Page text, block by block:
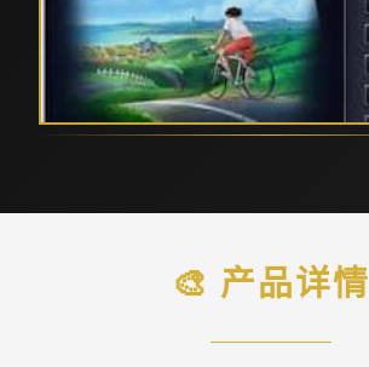
🎨 产品详情